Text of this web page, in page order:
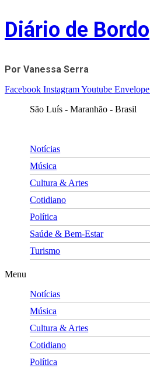
Skip
to
content
Diário de Bordo
Por Vanessa Serra
Facebook InstagramYoutube Envelope
São Luís - Maranhão - Brasil
Notícias
Música
Cultura & Artes
Cotidiano
Política
Saúde & Bem-Estar
Turismo
Menu
Notícias
Música
Cultura & Artes
Cotidiano
Política